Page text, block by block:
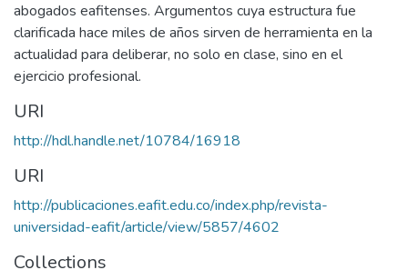
abogados eafitenses. Argumentos cuya estructura fue
clarificada hace miles de años sirven de herramienta en la
actualidad para deliberar, no solo en clase, sino en el
ejercicio profesional.
URI
http://hdl.handle.net/10784/16918
URI
http://publicaciones.eafit.edu.co/index.php/revista-
universidad-eafit/article/view/5857/4602
Collections